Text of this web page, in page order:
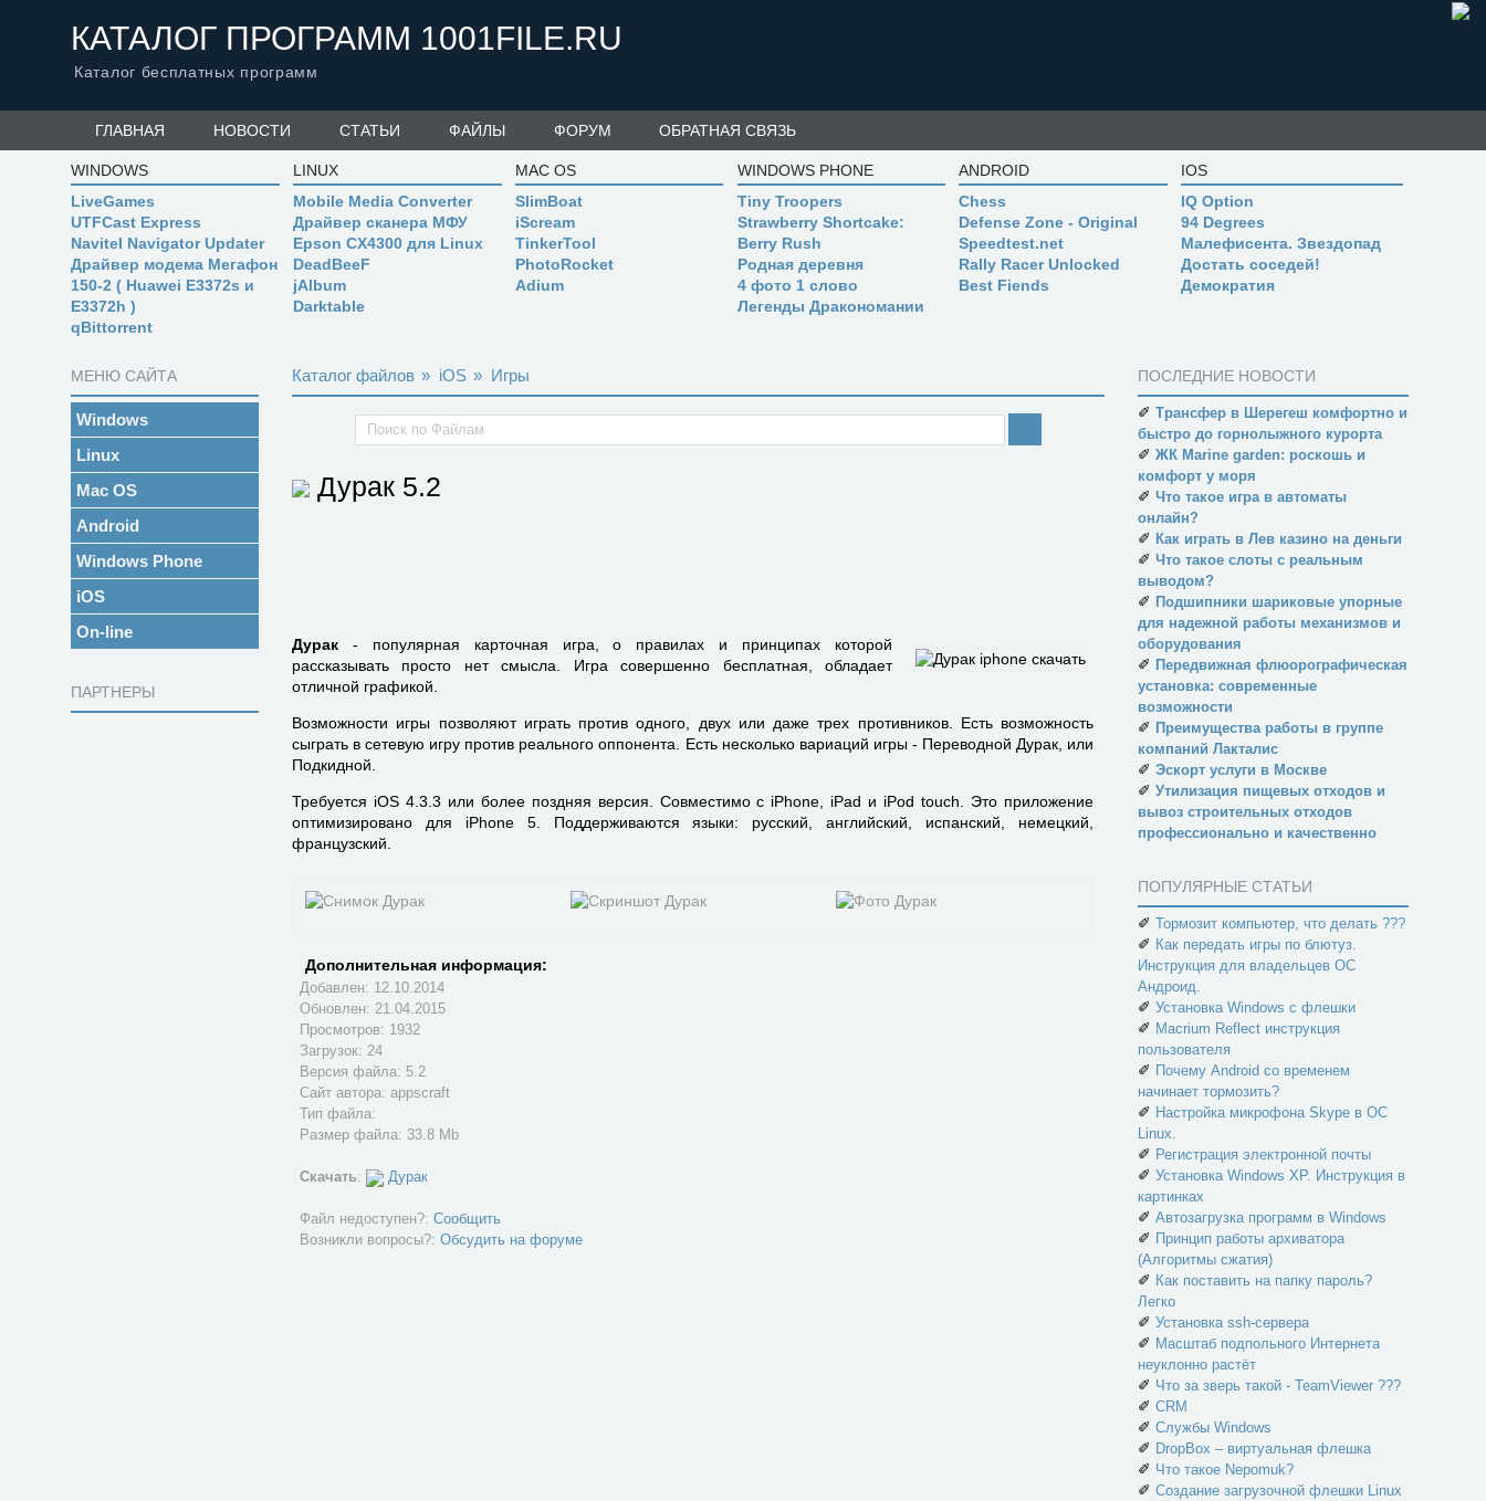
КАТАЛОГ ПРОГРАММ 1001FILE.RU
Каталог бесплатных программ
ГЛАВНАЯ НОВОСТИ СТАТЬИ ФАЙЛЫ ФОРУМ ОБРАТНАЯ СВЯЗЬ
WINDOWS
LiveGames
UTFCast Express
Navitel Navigator Updater
Драйвер модема Мегафон
150-2 ( Huawei E3372s и
E3372h )
qBittorrent
LINUX
Mobile Media Converter
Драйвер сканера МФУ
Epson CX4300 для Linux
DeadBeeF
jAlbum
Darktable
MAC OS
SlimBoat
iScream
TinkerTool
PhotoRocket
Adium
WINDOWS PHONE
Tiny Troopers
Strawberry Shortcake:
Berry Rush
Родная деревня
4 фото 1 слово
Легенды Дракономании
ANDROID
Chess
Defense Zone - Original
Speedtest.net
Rally Racer Unlocked
Best Fiends
IOS
IQ Option
94 Degrees
Малефисента. Звездопад
Достать соседей!
Демократия
МЕНЮ САЙТА
Windows
Linux
Mac OS
Android
Windows Phone
iOS
On-line
ПАРТНЕРЫ
Каталог файлов » iOS » Игры
Дурак 5.2
Дурак - популярная карточная игра, о правилах и принципах которой
рассказывать просто нет смысла. Игра совершенно бесплатная, обладает
отличной графикой.
Возможности игры позволяют играть против одного, двух или даже трех противников. Есть возможность
сыграть в сетевую игру против реального оппонента. Есть несколько вариаций игры - Переводной Дурак, или
Подкидной.
Требуется iOS 4.3.3 или более поздняя версия. Совместимо с iPhone, iPad и iPod touch. Это приложение
оптимизировано для iPhone 5. Поддерживаются языки: русский, английский, испанский, немецкий,
французский.
Дополнительная информация:
Добавлен: 12.10.2014
Обновлен: 21.04.2015
Просмотров: 1932
Загрузок: 24
Версия файла: 5.2
Сайт автора: appscraft
Тип файла:
Размер файла: 33.8 Mb
Скачать: Дурак
Файл недоступен?: Сообщить
Возникли вопросы?: Обсудить на форуме
ПОСЛЕДНИЕ НОВОСТИ
✐ Трансфер в Шерегеш комфортно и
быстро до горнолыжного курорта
✐ ЖК Marine garden: роскошь и
комфорт у моря
✐ Что такое игра в автоматы
онлайн?
✐ Как играть в Лев казино на деньги
✐ Что такое слоты с реальным
выводом?
✐ Подшипники шариковые упорные
для надежной работы механизмов и
оборудования
✐ Передвижная флюорографическая
установка: современные
возможности
✐ Преимущества работы в группе
компаний Лакталис
✐ Эскорт услуги в Москве
✐ Утилизация пищевых отходов и
вывоз строительных отходов
профессионально и качественно
ПОПУЛЯРНЫЕ СТАТЬИ
✐ Тормозит компьютер, что делать ???
✐ Как передать игры по блютуз.
Инструкция для владельцев ОС
Андроид.
✐ Установка Windows с флешки
✐ Macrium Reflect инструкция
пользователя
✐ Почему Android со временем
начинает тормозить?
✐ Настройка микрофона Skype в ОС
Linux.
✐ Регистрация электронной почты
✐ Установка Windows XP. Инструкция в
картинках
✐ Автозагрузка программ в Windows
✐ Принцип работы архиватора
(Алгоритмы сжатия)
✐ Как поставить на папку пароль?
Легко
✐ Установка ssh-сервера
✐ Масштаб подпольного Интернета
неуклонно растёт
✐ Что за зверь такой - TeamViewer ???
✐ CRM
✐ Службы Windows
✐ DropBox – виртуальная флешка
✐ Что такое Nepomuk?
✐ Создание загрузочной флешки Linux